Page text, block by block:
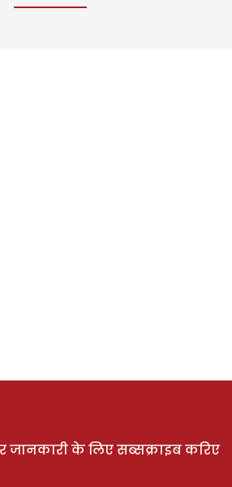
जानकारी के लिए सब्सक्राइब करिए